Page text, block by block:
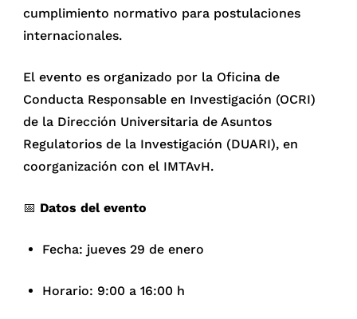
cumplimiento normativo para postulaciones
internacionales.
El evento es organizado por la Oficina de
Conducta Responsable en Investigación (OCRI)
de la Dirección Universitaria de Asuntos
Regulatorios de la Investigación (DUARI), en
coorganización con el IMTAvH.
📅 Datos del evento
Fecha: jueves 29 de enero
Horario: 9:00 a 16:00 h